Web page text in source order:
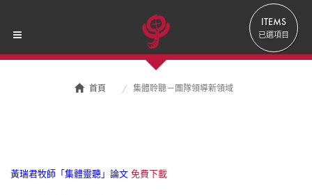
ITEMS
已選項目
首頁 集體聆聽－團隊領導新領域
黃瑞君牧師「集體靈聽」論文 免費下載